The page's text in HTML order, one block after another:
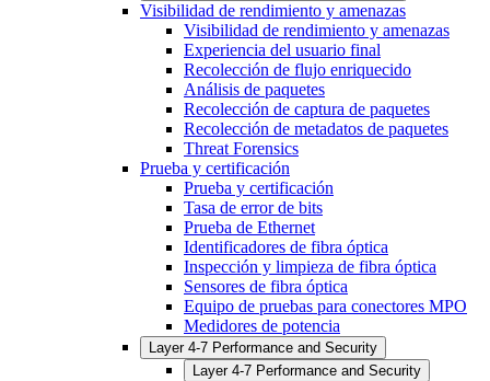
Visibilidad de rendimiento y amenazas
Visibilidad de rendimiento y amenazas
Experiencia del usuario final
Recolección de flujo enriquecido
Análisis de paquetes
Recolección de captura de paquetes
Recolección de metadatos de paquetes
Threat Forensics
Prueba y certificación
Prueba y certificación
Tasa de error de bits
Prueba de Ethernet
Identificadores de fibra óptica
Inspección y limpieza de fibra óptica
Sensores de fibra óptica
Equipo de pruebas para conectores MPO
Medidores de potencia
Layer 4-7 Performance and Security
Layer 4-7 Performance and Security